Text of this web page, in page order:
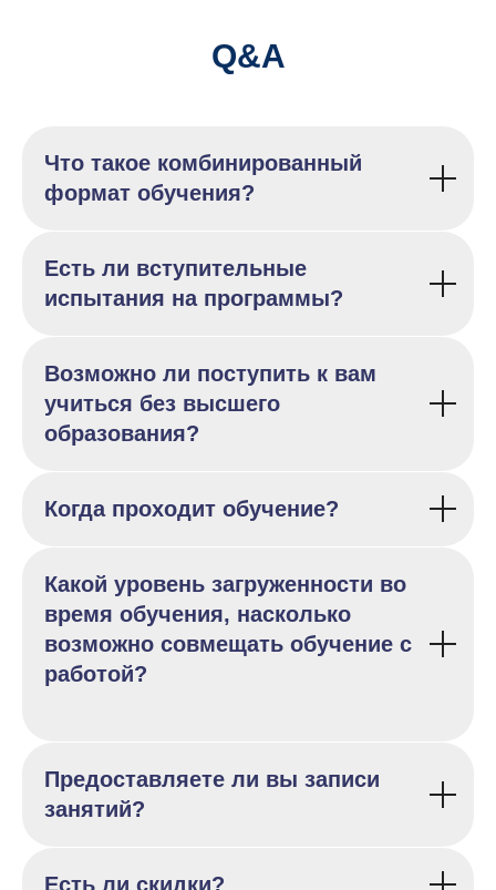
Q&A
Что такое комбинированный
формат обучения?
Есть ли вступительные
испытания на программы?
Возможно ли поступить к вам
учиться без высшего
образования?
Когда проходит обучение?
Какой уровень загруженности во
время обучения, насколько
возможно совмещать обучение с
работой?
Предоставляете ли вы записи
занятий?
Есть ли скидки?